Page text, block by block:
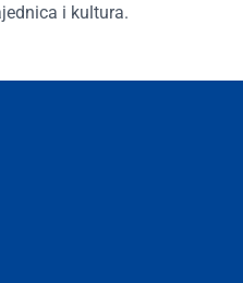
i kultura.